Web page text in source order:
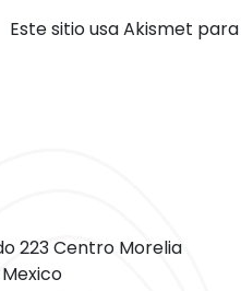
Este sitio usa Akismet
223 Centro Morelia